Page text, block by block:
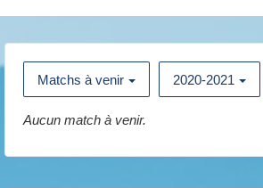
Matchs à venir 2020-2021
Aucun match à venir.